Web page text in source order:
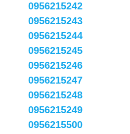
0956215242
0956215243
0956215244
0956215245
0956215246
0956215247
0956215248
0956215249
0956215500